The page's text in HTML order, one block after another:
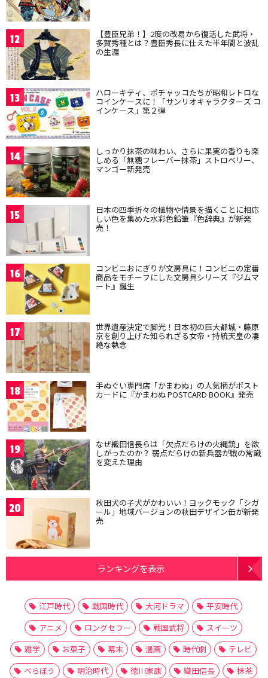
12 【豊臣兄弟！】2度の改易から復活した武将・
多賀秀種とは？豊臣秀長に仕えた半年間と波乱
の生涯
13 ハローキティ、ポチャッコたちが昭和レトロな
コインケースに！「サンリオキャラクターズ コ
インケース」第２弾
14 しっかり抹茶の味わい、さらに果実の香りも楽
しめる「無糖フレーバー抹茶」ストロベリー、
マンゴー新発売
15 日本の四季折々の植物や情景を描くことに相応
しい色を集めた水彩色鉛筆『色辞典』が新発
売！
16 コンビニおにぎりが文房具に！コンビニの定番
商品をモチーフにした文房具シリーズ『ジムマ
ート』誕生
17 世界遺産決定で脚光！日本初の巨大都城・藤原
京を創り上げた知られざる女帝・持統天皇の凄
絶な執念
18 手ぬぐい専門店「かまわぬ」の人気柄がポスト
カードに『かまわぬ POSTCARD BOOK』発売
19 なぜ織田信長らは「欠点だらけの火縄銃」を欲
しがったのか？ 弱点だらけの新兵器が戦の常識
を変えた理由
20 秋田犬の子犬がかわいい！ヨックモック「シガ
ール」地域バージョンの秋田デザイン缶が新発
売
ランキングを表示
江戸時代 戦国時代 大河ドラマ
平安時代
アニメ
ロングセラー 戦国武将
スイーツ
雑学
お菓子 幕末 漫画 時代劇
テレビ
べらぼう
明治時代 徳川家康 織田信長
抹茶